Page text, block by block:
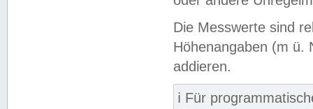
Die Messwerte sind
Höhenangaben (m ü.
addieren.
ℹ️ Für